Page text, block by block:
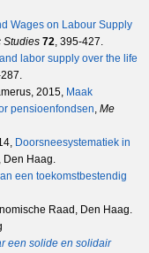
Wages on Labour Supply
Studies 72, 395-427.
labor supply over the life
2015, Maak
pensioenfondsen, Me
Doorsneesystematiek in
Den Haag.
een toekomstbestendig
Raad, Den Haag.
een solide en solidair